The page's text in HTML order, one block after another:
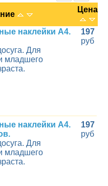
Цена
наклейки А4.
Для
младшего
197
руб
наклейки А4.
Для
младшего
197
руб